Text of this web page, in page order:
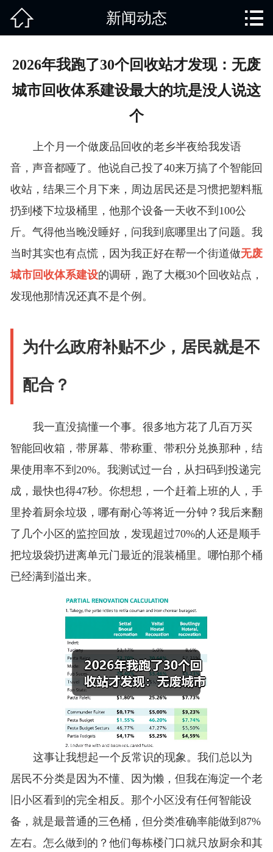
回收范围
服务项目
免责说明
 新闻动态 
2026年我跑了30个回收站才发现：无废
城市回收体系建设最大的坑是没人说这
个
上个月一个做废品回收的老乡半夜给我发语
音，声音都哑了。他说自己投了40来万搞了个智能回
收站，结果三个月下来，周边居民还是习惯把塑料瓶
扔到楼下垃圾桶里，他那个设备一天收不到100公
斤。气得他当晚没睡好，问我到底哪里出了问题。我
当时其实也有点慌，因为我正好在帮一个街道做无废
城市回收体系建设的调研，跑了大概30个回收站点，
发现他那情况还真不是个例。
为什么政府补贴不少，居民就是不
配合？
我一直没搞懂一个事。很多地方花了几百万买
智能回收箱，带屏幕、带称重、带积分兑换那种，结
果使用率不到20%。我测试过一台，从扫码到投递完
成，最快也得47秒。你想想，一个赶着上班的人，手
里拎着厨余垃圾，哪有耐心等将近一分钟？我后来翻
了几个小区的监控回放，发现超过70%的人还是顺手
把垃圾袋扔进离单元门最近的混装桶里。哪怕那个桶
已经满到溢出来。
这事让我想起一个反常识的现象。我们总以为
居民不分类是因为不懂、因为懒，但我在海淀一个老
旧小区看到的完全相反。那个小区没有任何智能设
备，就是最普通的三色桶，但分类准确率能做到87%
左右。怎么做到的？他们每栋楼门口就只放厨余和其